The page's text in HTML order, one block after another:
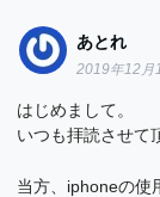
あとれ
2019年12月
はじめまして。
いつも拝読させて
当方、iphoneの使